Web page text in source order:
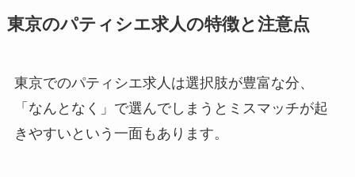
東京のパティシエ求人の特徴と注意点
東京でのパティシエ求人は選択肢が豊富な分、
「なんとなく」で選んでしまうとミスマッチが起
きやすいという一面もあります。